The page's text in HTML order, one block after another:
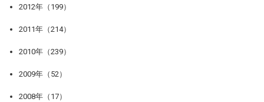
2012年（199）
2011年（214）
2010年（239）
2009年（52）
2008年（17）